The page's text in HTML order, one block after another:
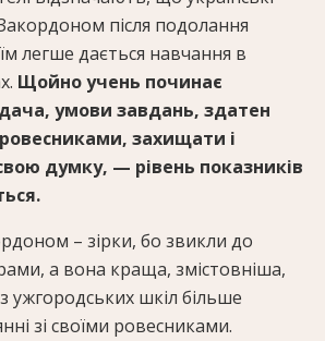
після подолання
легше дається навчання в
Щойно учень починає
умови завдань, здатен
захищати і
думку, — рівень показників
– зірки, бо звикли до
а вона краща, змістовніша,
ужгородських шкіл більше
зі своїми ровесниками.